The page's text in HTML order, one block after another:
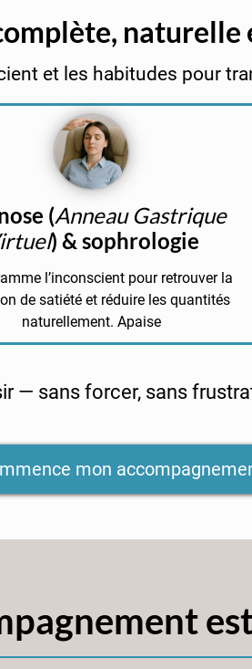
naturelle
et les habitudes pour
(Anneau Gastrique
) & sophrologie
l’inconscient pour retrouver la
de satiété et réduire les quantités
naturellement. Apaise
— sans forcer, sans
mon